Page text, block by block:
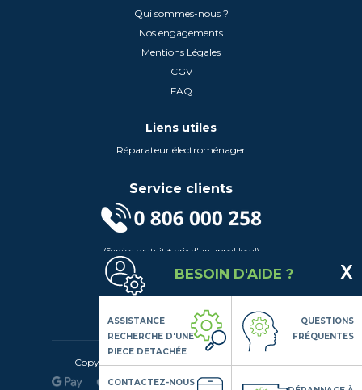
Qui sommes-nous ?
Nos engagements
Mentions Légales
CGV
FAQ
Liens utiles
Réparateur électroménager
Service clients
(Service gratuit + prix d'un appel local)
Lundi au Vendredi de 9h à 18h
Contactez-Nous
Suivez-nous
Copyright© 2020 LSDLP, Tous droits réservés
BESOIN D'AIDE ?
ASSISTANCE
RECHERCHE D'UNE
PIECE DETACHÉE
QUESTIONS
FRÉQUENTES
CONTACTEZ-NOUS